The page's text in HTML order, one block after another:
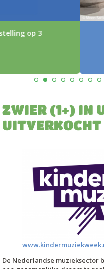
trailer van (N)iets aan
ZWIER (1+) IN
UITVERKOCHT
De Nederlandse muzieksector